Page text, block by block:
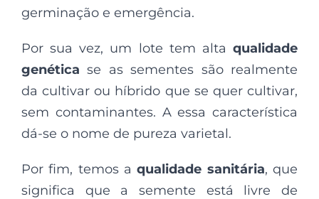
germinação e emergência.
Por sua vez, um lote tem alta qualidade
genética se as sementes são realmente
da cultivar ou híbrido que se quer cultivar,
sem contaminantes. A essa característica
dá-se o nome de pureza varietal.
Por fim, temos aqualidade sanitária, que
significa que a semente está livre de